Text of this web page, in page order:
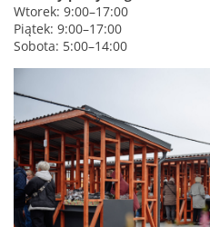
Wtorek: 9:00–17:00
Piątek: 9:00–17:00
Sobota: 5:00–14:00